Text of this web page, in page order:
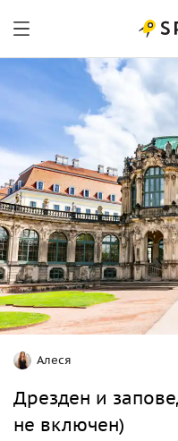
Алеся
Дрезден и
не включен)